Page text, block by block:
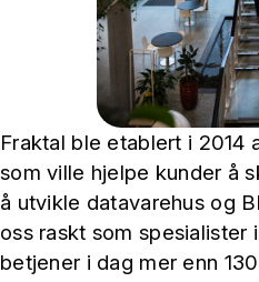
Fraktal ble etablert i 2014
som ville hjelpe kunder å
å utvikle datavarehus og
oss raskt som spesialister
betjener i dag mer enn